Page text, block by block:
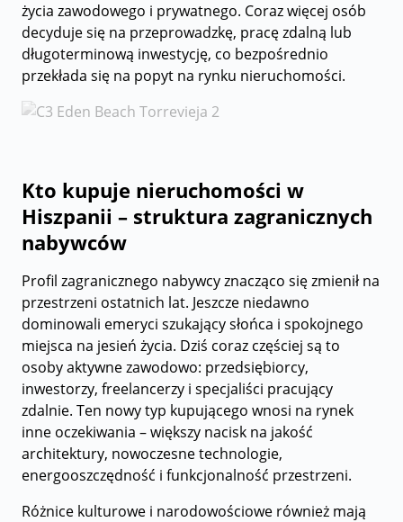
życia zawodowego i prywatnego. Coraz więcej osób
decyduje się na przeprowadzkę, pracę zdalną lub
długoterminową inwestycję, co bezpośrednio
przekłada się na popyt na rynku nieruchomości.
Kto kupuje nieruchomości w
Hiszpanii – struktura zagranicznych
nabywców
Profil zagranicznego nabywcy znacząco się zmienił na
przestrzeni ostatnich lat. Jeszcze niedawno
dominowali emeryci szukający słońca i spokojnego
miejsca na jesień życia. Dziś coraz częściej są to
osoby aktywne zawodowo: przedsiębiorcy,
inwestorzy, freelancerzy i specjaliści pracujący
zdalnie. Ten nowy typ kupującego wnosi na rynek
inne oczekiwania – większy nacisk na jakość
architektury, nowoczesne technologie,
energooszczędność i funkcjonalność przestrzeni.
Różnice kulturowe i narodowościowe również mają